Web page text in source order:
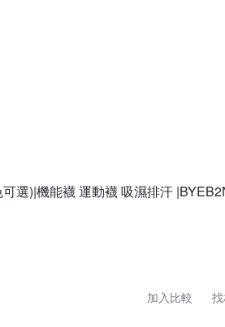
選)|機能襪 運動襪 吸濕排汗
加入比較